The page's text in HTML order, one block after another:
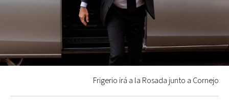
Frigerio irá a la Rosada junto a Cornejo